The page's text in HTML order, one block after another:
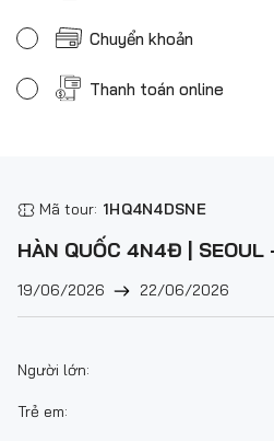
Chuyển khoản
Thanh toán online
Mã tour: 1HQ4N4DSNE
HÀN QUỐC 4N4Đ | SEOUL
19/06/2026 22/06/2026
Người lớn:
Trẻ em: